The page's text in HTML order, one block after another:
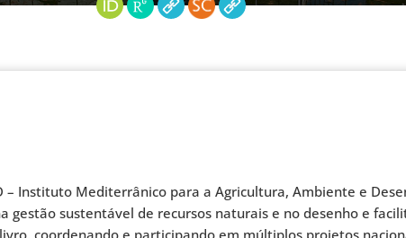
– Instituto Mediterrânico para a Agricultura, Ambiente e
gestão sustentável de recursos naturais e no desenho e
coordenando e participando em múltiplos projetos